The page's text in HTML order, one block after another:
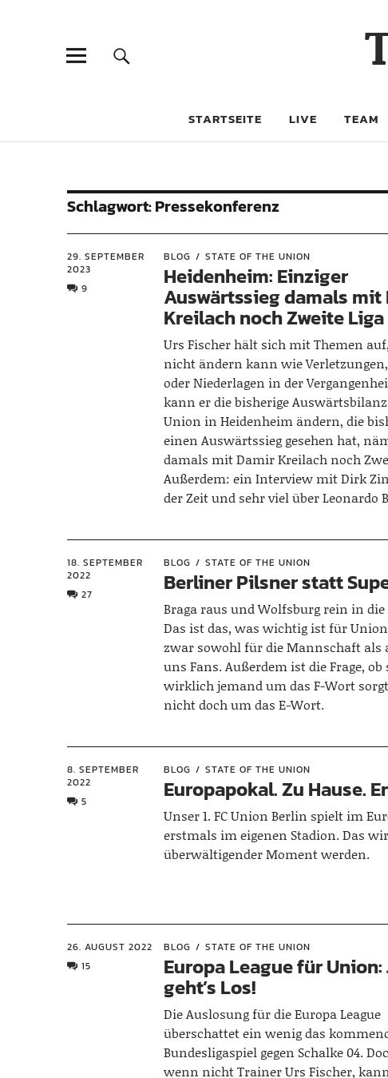
STARTSEITE LIVE TEAM
Schlagwort:Pressekonferenz
29. SEPTEMBER
2023
9
BLOG STATE OF THE UNION
Heidenheim: Einziger
Auswärtssieg damals mit
Kreilach noch Zweite
Urs Fischer hält sich mit Themen
nicht ändern kann wie
oder Niederlagen in der
kann er die bisherige
Union in Heidenheim ändern, die
einen Auswärtssieg gesehen hat,
damals mit Damir Kreilach noch
Außerdem: ein Interview mit Dirk
der Zeit und sehr viel über Leonardo
18. SEPTEMBER
2022
27
BLOG STATE OF THE UNION
Berliner Pilsner statt
Braga raus und Wolfsburg rein in die
Das ist das, was wichtig ist für
zwar sowohl für die Mannschaft als
uns Fans. Außerdem ist die Frage, ob
wirklich jemand um das F-Wort
nicht doch um das E-Wort.
8. SEPTEMBER
2022
5
BLOG STATE OF THE UNION
Europapokal. Zu Hause.
Unser 1. FC Union Berlin spielt im
erstmals im eigenen Stadion. Das
überwältigender Moment werden.
26. AUGUST 2022
15
BLOG STATE OF THE UNION
Europa League für
geht’s Los!
Die Auslosung für die Europa League
überschattet ein wenig das
Bundesligaspiel gegen Schalke 04.
wenn nicht Trainer Urs Fischer,